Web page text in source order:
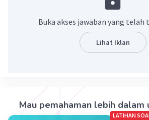
Arman M Level 3
Buka akses jawaban yang telah
Lihat Iklan
Mau pemahaman lebih dalam
LATIHAN